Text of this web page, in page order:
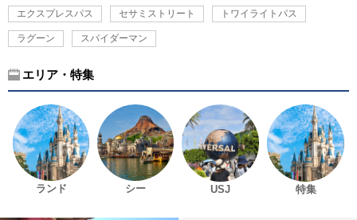
エクスプレスパス セサミストリート トワイライトパス
ラグーン スパイダーマン
エリア・特集
ランド シー USJ 特集